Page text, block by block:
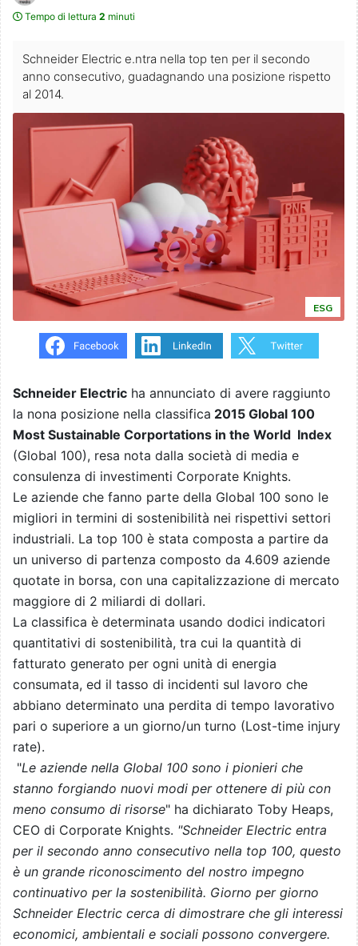
Tempo di lettura 2 minuti
Schneider Electric e.ntra nella top ten per il secondo
anno consecutivo, guadagnando una posizione rispetto
al 2014.
ESG
Schneider Electric ha annunciato di avere raggiunto
la nona posizione nella classifica 2015 Global 100
Most Sustainable Corportations in the World Index
(Global 100), resa nota dalla società di media e
consulenza di investimenti Corporate Knights.
Le aziende che fanno parte della Global 100 sono le
migliori in termini di sostenibilità nei rispettivi settori
industriali. La top 100 è stata composta a partire da
un universo di partenza composto da 4.609 aziende
quotate in borsa, con una capitalizzazione di mercato
maggiore di 2 miliardi di dollari.
La classifica è determinata usando dodici indicatori
quantitativi di sostenibilità, tra cui la quantità di
fatturato generato per ogni unità di energia
consumata, ed il tasso di incidenti sul lavoro che
abbiano determinato una perdita di tempo lavorativo
pari o superiore a un giorno/un turno (Lost-time injury
rate).
"Le aziende nella Global 100 sono i pionieri che
stanno forgiando nuovi modi per ottenere di più con
meno consumo di risorse" ha dichiarato Toby Heaps,
CEO di Corporate Knights. "Schneider Electric entra
per il secondo anno consecutivo nella top 100, questo
è un grande riconoscimento del nostro impegno
continuativo per la sostenibilità. Giorno per giorno
Schneider Electric cerca di dimostrare che gli interessi
economici, ambientali e sociali possono convergere.